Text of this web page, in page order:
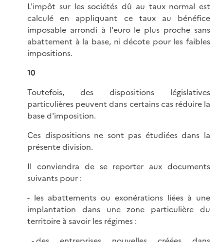
L'impôt sur les sociétés dû au taux normal est
calculé en appliquant ce taux au bénéfice
imposable arrondi à l'euro le plus proche sans
abattement à la base, ni décote pour les faibles
impositions.
10
Toutefois, des dispositions législatives
particulières peuvent dans certains cas réduire la
base d'imposition.
Ces dispositions ne sont pas étudiées dans la
présente division.
Il conviendra de se reporter aux documents
suivants pour :
- les abattements ou exonérations liées à une
implantation dans une zone particulière du
territoire à savoir les régimes :